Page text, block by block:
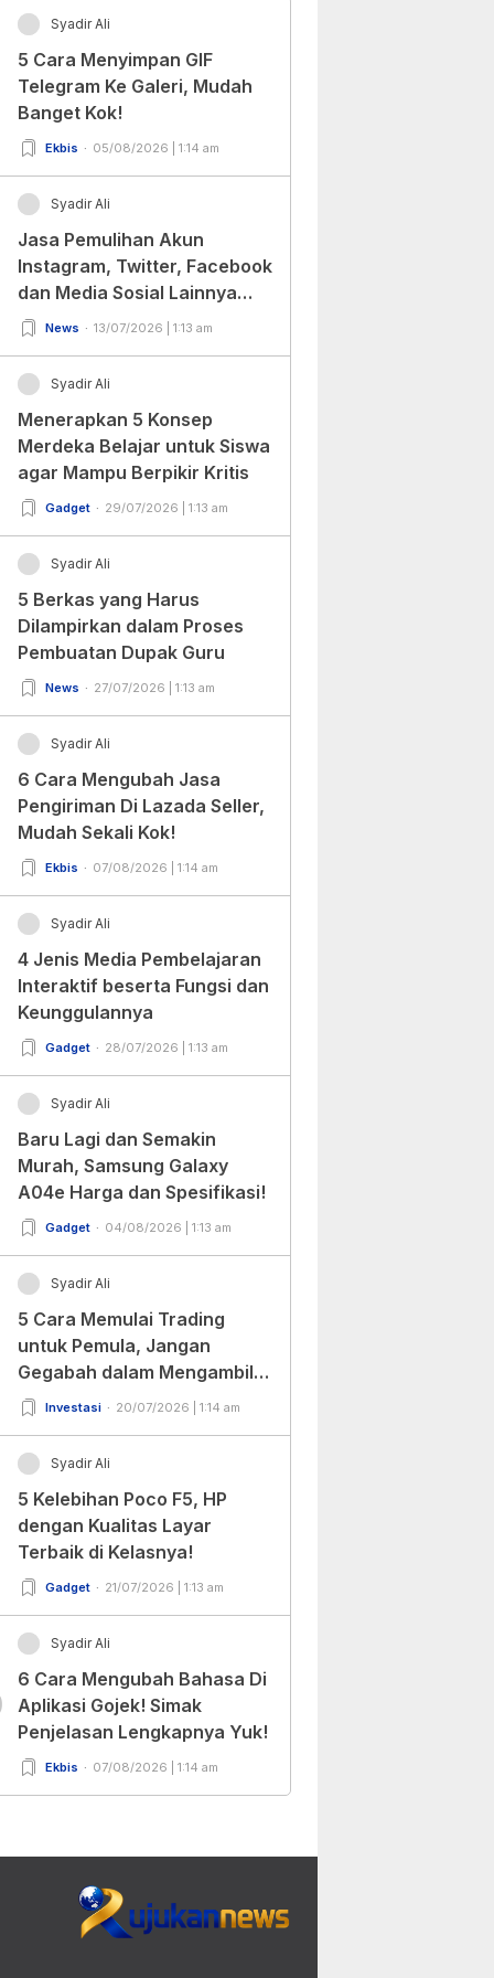
Syadir Ali
5 Cara Menyimpan GIF
Telegram Ke Galeri, Mudah
Banget Kok!
Ekbis 05/08/2026 | 1:14 am
Syadir Ali
Jasa Pemulihan Akun
Instagram, Twitter, Facebook
dan Media Sosial Lainnya
(Update Terbaru 2022)
News 13/07/2026 | 1:13 am
Syadir Ali
Menerapkan 5 Konsep
Merdeka Belajar untuk Siswa
agar Mampu Berpikir Kritis
Gadget 29/07/2026 | 1:13 am
Syadir Ali
5 Berkas yang Harus
Dilampirkan dalam Proses
Pembuatan Dupak Guru
News 27/07/2026 | 1:13 am
Syadir Ali
6 Cara Mengubah Jasa
Pengiriman Di Lazada Seller,
Mudah Sekali Kok!
Ekbis 07/08/2026 | 1:14 am
Syadir Ali
4 Jenis Media Pembelajaran
Interaktif beserta Fungsi dan
Keunggulannya
Gadget 28/07/2026 | 1:13 am
Syadir Ali
Baru Lagi dan Semakin
Murah, Samsung Galaxy
A04e Harga dan Spesifikasi!
Gadget 04/08/2026 | 1:13 am
Syadir Ali
5 Cara Memulai Trading
untuk Pemula, Jangan
Gegabah dalam Mengambil
Keputusan!
Investasi 20/07/2026 | 1:14 am
Syadir Ali
5 Kelebihan Poco F5, HP
dengan Kualitas Layar
Terbaik di Kelasnya!
Gadget 21/07/2026 | 1:13 am
Syadir Ali
6 Cara Mengubah Bahasa Di
Aplikasi Gojek! Simak
Penjelasan Lengkapnya Yuk!
Ekbis 07/08/2026 | 1:14 am